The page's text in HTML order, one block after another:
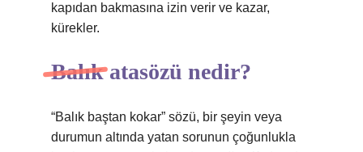
kapıdan bakmasına izin verir ve kazar,
kürekler.
Balık atasözü nedir?
“Balık baştan kokar” sözü, bir şeyin veya
durumun altında yatan sorunun çoğunlukla